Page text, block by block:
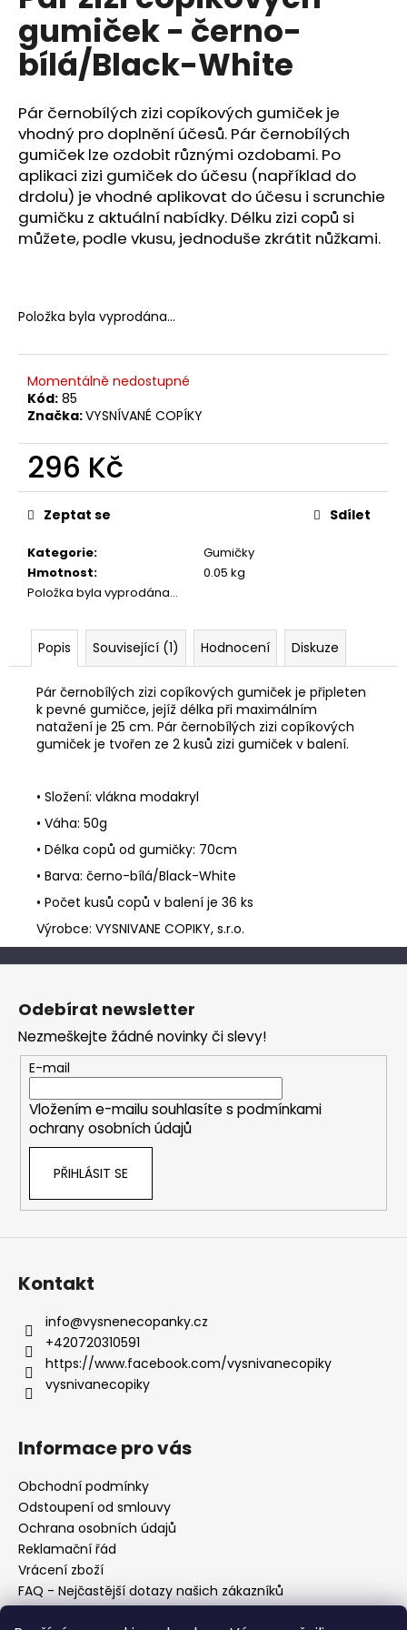
z
5
hvězdiček.
gumiček - černo-
bílá/Black-White
Pár černobílých zizi copíkových gumiček je
vhodný pro doplnění účesů. Pár černobílých
gumiček lze ozdobit různými ozdobami. Po
aplikaci zizi gumiček do účesu (například do
drdolu) je vhodné aplikovat do účesu i scrunchie
gumičku z aktuální nabídky. Délku zizi copů si
můžete, podle vkusu, jednoduše zkrátit nůžkami.
Položka byla vyprodána…
Momentálně nedostupné
Kód: 85
Značka:VYSNÍVANÉ COPÍKY
296 Kč
Měrná
cena:
Kategorie:
Gumičky
Hmotnost:
0.05 kg
Položka byla vyprodána…
Zeptat se Sdílet
Popis Související (1) Hodnocení Diskuze
Pár černobílých zizi copíkových gumiček je připleten
k pevné gumičce, jejíž délka při maximálním
natažení je 25 cm. Pár černobílých zizi copíkových
gumiček je tvořen ze 2 kusů zizi gumiček v balení.
• Složení: vlákna modakryl
• Váha: 50g
• Délka copů od gumičky: 70cm
• Barva: černo-bílá/Black-White
• Počet kusů copů v balení je 36 ks
Výrobce: VYSNIVANE COPIKY, s.r.o.
a
j
í
?
HLEDAT
o
o
u
č
j
m
e
Z
Odebírat newsletter
Nezmeškejte žádné novinky či slevy!
E-mail
Vložením e-mailu souhlasíte s podmínkami
ochrany osobních údajů
PŘIHLÁSIT SE
Kontakt
info@vysnenecopanky.cz
+420720310591
https://www.facebook.com/vysnivanecopiky
vysnivanecopiky
Informace pro vás
Obchodní podmínky
Odstoupení od smlouvy
Ochrana osobních údajů
Reklamační řád
Vrácení zboží
FAQ - Nejčastější dotazy našich zákazníků
Mapa braiderek